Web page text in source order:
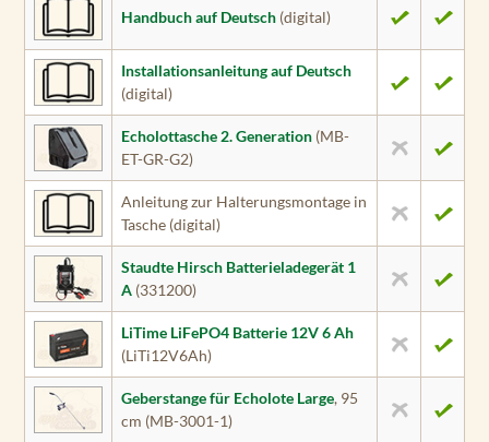
Handbuch auf Deutsch (digital)
Installationsanleitung auf Deutsch
(digital)
Echolottasche 2. Generation (MB-
ET-GR-G2)
Anleitung zur Halterungsmontage in
Tasche (digital)
Staudte Hirsch Batterieladegerät 1
A (331200)
LiTime LiFePO4 Batterie 12V 6 Ah
(LiTi12V6Ah)
Geberstange für Echolote Large, 95
cm (MB-3001-1)